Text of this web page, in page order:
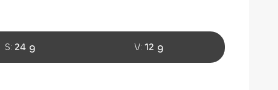
S: 24 g V: 12 g